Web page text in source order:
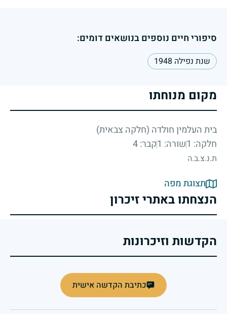
סיפורי חיים נוספים בנושאים דומים:
שנת נפילה 1948
מקום מנוחתו
בית העלמין חולדה (חלקה צבאית)
חלקה: 1
שורה: 1 קבר: 4
ת.נ.צ.ב.ה
תצוגת מפה
הנצחתו באתרי זיכרון
הקדשות וזיכרונות
כתיבת הקדשה אישית